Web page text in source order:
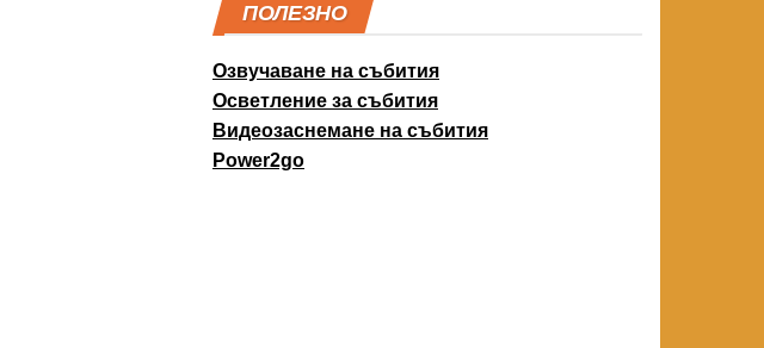
ПОЛЕЗНО
Озвучаване на събития
Осветление за събития
Видеозаснемане на събития
Power2go